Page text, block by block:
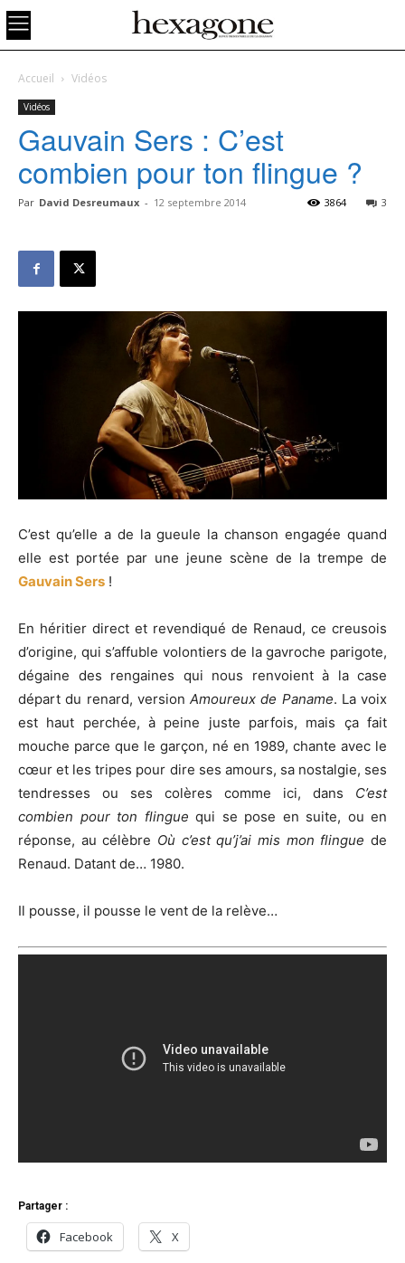
Accueil Vidéos
Vidéos
Gauvain Sers : C’est
combien pour ton flingue ?
Par David Desreumaux - 12 septembre 2014 3
3864
C’est qu’elle a de la gueule la chanson engagée quand
elle est portée par une jeune scène de la trempe de
Gauvain Sers !
En héritier direct et revendiqué de Renaud, ce creusois
d’origine, qui s’affuble volontiers de la gavroche parigote,
dégaine des rengaines qui nous renvoient à la case
départ du renard, version Amoureux de Paname. La voix
est haut perchée, à peine juste parfois, mais ça fait
mouche parce que le garçon, né en 1989, chante avec le
cœur et les tripes pour dire ses amours, sa nostalgie, ses
tendresses ou ses colères comme ici, dans C’est
combien pour ton flingue qui se pose en suite, ou en
réponse, au célèbre Où c’est qu’j’ai mis mon flingue de
Renaud. Datant de… 1980.
Il pousse, il pousse le vent de la relève…
Partager :
Facebook X